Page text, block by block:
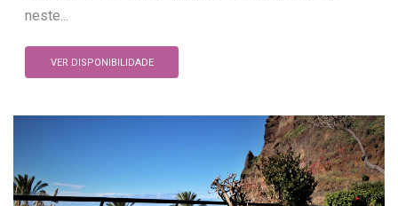
neste...
VER DISPONIBILIDADE